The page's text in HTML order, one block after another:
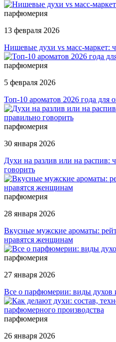
парфюмерия
13 февраля 2026
Нишевые духи vs масс-маркет:
парфюмерия
5 февраля 2026
Топ-10 ароматов 2026 года для
парфюмерия
30 января 2026
Духи на разлив или на распив:
говорить
парфюмерия
28 января 2026
Вкусные мужские ароматы:
нравятся женщинам
парфюмерия
27 января 2026
Все о парфюмерии: виды духов
парфюмерия
26 января 2026